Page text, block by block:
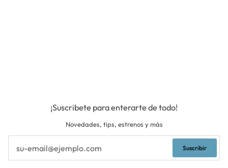
¡Suscribete para enterarte de todo!
Novedades, tips, estrenos y más
Suscribir